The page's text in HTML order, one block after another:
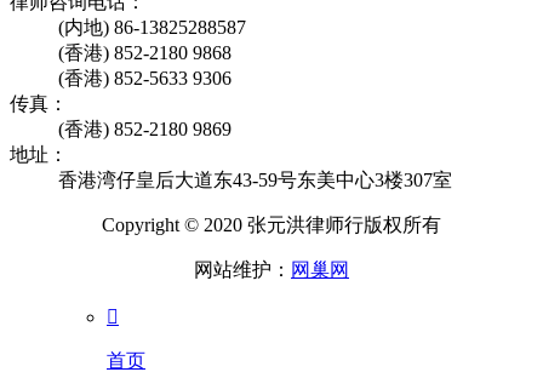
(内地) 86-13825288587
(香港) 852-2180 9868
(香港) 852-5633 9306
传真：
(香港) 852-2180 9869
地址：
香港湾仔皇后大道东43-59号东美中心3楼307室
Copyright © 2020 张元洪律师行版权所有
网站维护： 网巢网

首页